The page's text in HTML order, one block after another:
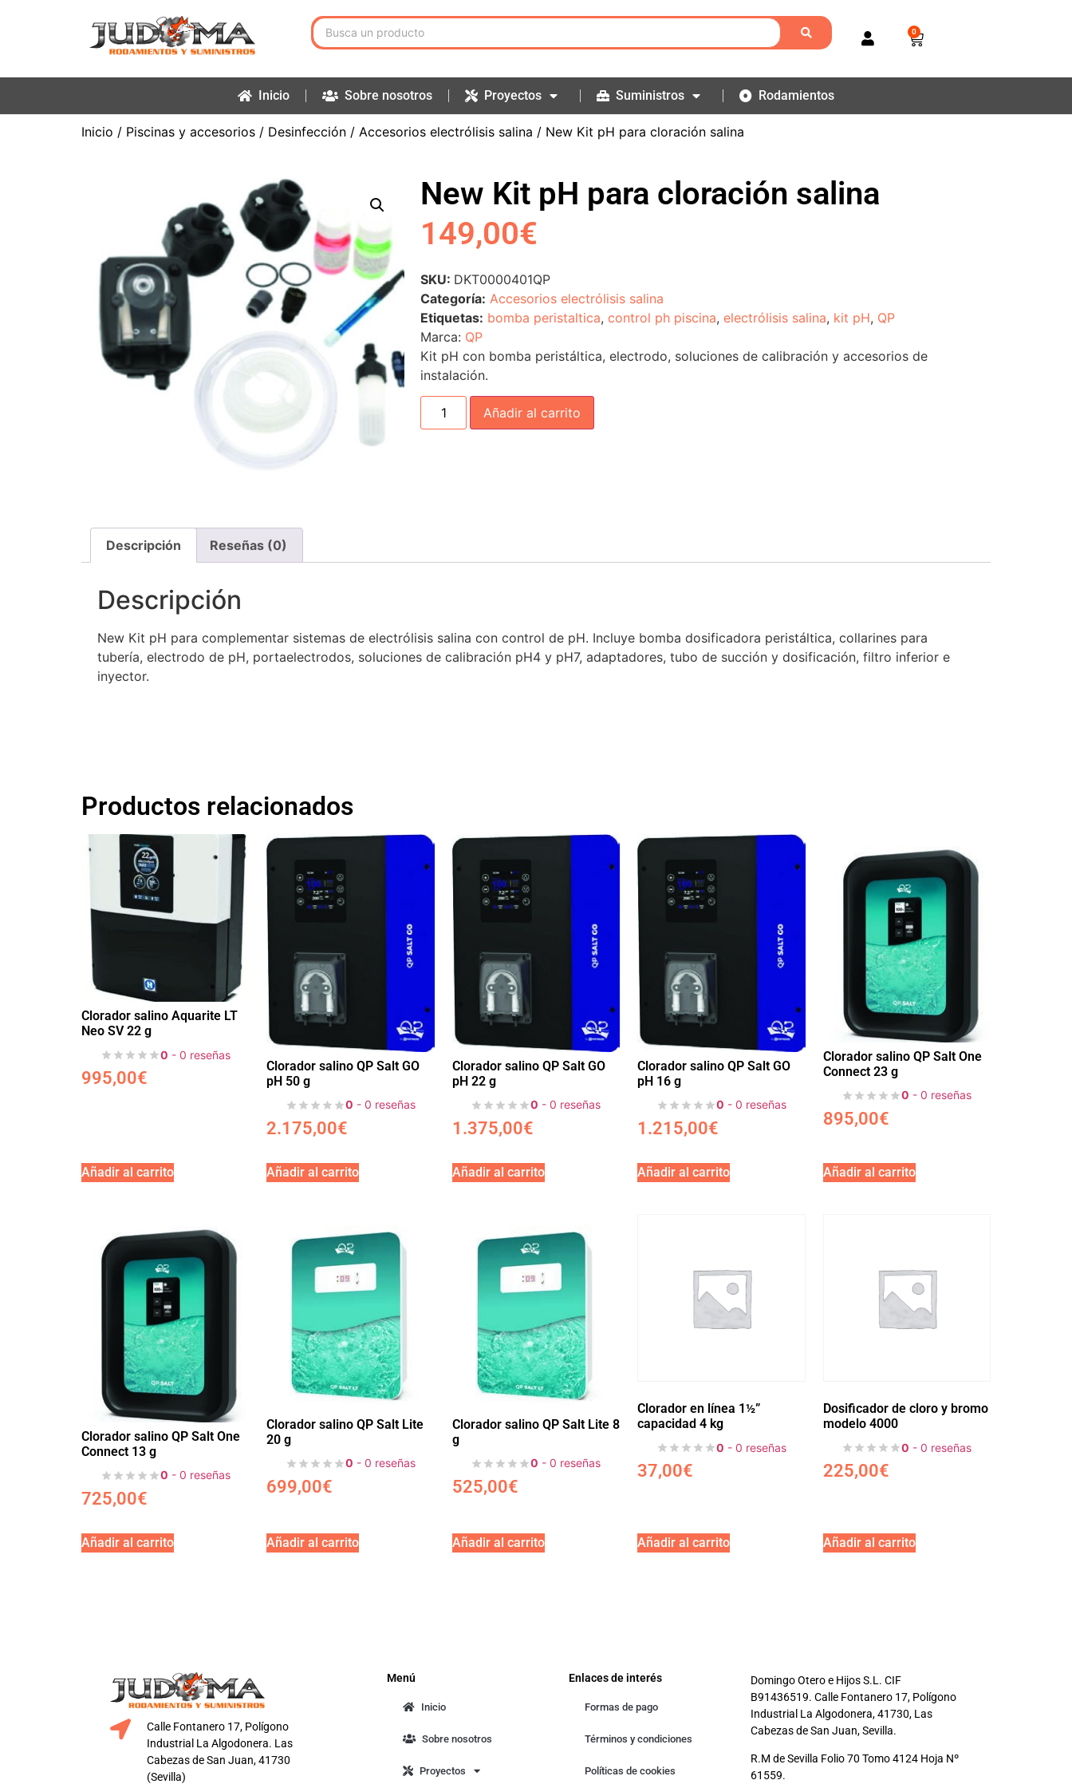
0
Inicio Sobre nosotros Proyectos Suministros Rodamientos
Inicio / Piscinas y accesorios / Desinfección / Accesorios electrólisis salina / New Kit pH para cloración salina
New Kit pH para cloración salina
149,00€
SKU: DKT0000401QP
Categoría: Accesorios electrólisis salina
Etiquetas: bomba peristaltica,control ph piscina,electrólisis salina, kit pH, QP
Marca: QP
Kit pH con bomba peristáltica, electrodo, soluciones de calibración y accesorios de
instalación.
Añadir al carrito
Descripción Reseñas (0)
Descripción
New Kit pH para complementar sistemas de electrólisis salina con control de pH. Incluye bomba dosificadora peristáltica, collarines para
tubería, electrodo de pH, portaelectrodos, soluciones de calibración pH4 y pH7, adaptadores, tubo de succión y dosificación, filtro inferior e
inyector.
Productos relacionados
Clorador salino Aquarite LT
Neo SV 22 g
0 - 0 reseñas
995,00€
Añadir al carrito
Clorador salino QP Salt GO
pH 50 g
0 - 0 reseñas
2.175,00€
Añadir al carrito
Clorador salino QP Salt GO
pH 22 g
0 - 0 reseñas
1.375,00€
Añadir al carrito
Clorador salino QP Salt GO
pH 16 g
0 - 0 reseñas
1.215,00€
Añadir al carrito
Clorador salino QP Salt One
Connect 23 g
0 - 0 reseñas
895,00€
Añadir al carrito
Clorador salino QP Salt One
Connect 13 g
0 - 0 reseñas
725,00€
Añadir al carrito
Clorador salino QP Salt Lite
20 g
0 - 0 reseñas
699,00€
Añadir al carrito
Clorador salino QP Salt Lite 8
g
0 - 0 reseñas
525,00€
Añadir al carrito
Clorador en línea 1½”
capacidad 4 kg
0 - 0 reseñas
37,00€
Añadir al carrito
Dosificador de cloro y bromo
modelo 4000
0 - 0 reseñas
225,00€
Añadir al carrito
Calle Fontanero 17, Polígono
Industrial La Algodonera. Las
Cabezas de San Juan, 41730
(Sevilla)
Menú
Inicio
Sobre nosotros
Proyectos
Enlaces de interés
Formas de pago
Términos y condiciones
Políticas de cookies
Domingo Otero e Hijos S.L. CIF
B91436519. Calle Fontanero 17, Polígono
Industrial La Algodonera, 41730, Las
Cabezas de San Juan, Sevilla.
R.M de Sevilla Folio 70 Tomo 4124 Hoja Nº
61559.